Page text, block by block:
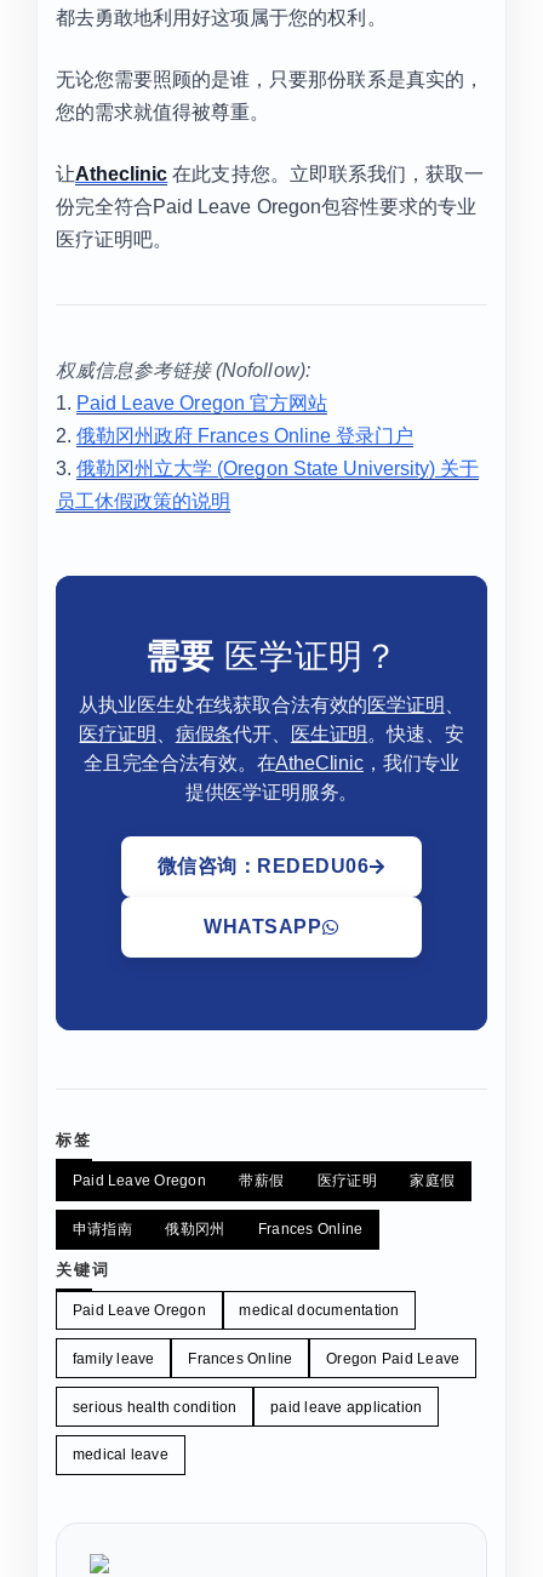
都去勇敢地利用好这项属于您的权利。
无论您需要照顾的是谁，只要那份联系是真实的，
您的需求就值得被尊重。
让Atheclinic 在此支持您。立即联系我们，获取一
份完全符合Paid Leave Oregon包容性要求的专业
医疗证明吧。
权威信息参考链接 (Nofollow):
1. Paid Leave Oregon 官方网站
2.俄勒冈州政府 Frances Online 登录门户
3.俄勒冈州立大学 (Oregon State University) 关于
员工休假政策的说明
需要 医学证明？
从执业医生处在线获取合法有效的医学证明
医疗证明
病假条代开、 医生证明 。快速、安
全且完全合法有效。在AtheClinic，我们专业
提供医学证明服务。
微信咨询：REDEDU06
WHATSAPP
标签
Paid Leave Oregon 带薪假 医疗证明 家庭假
申请指南 俄勒冈州 Frances Online
关键词
Paid Leave Oregon medical documentation
family leave Frances Online Oregon Paid Leave
serious health condition paid leave application
medical leave